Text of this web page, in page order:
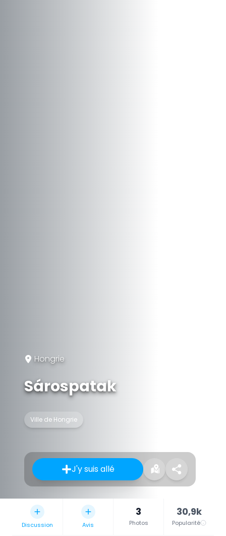
Hongrie
Sárospatak
Ville de Hongrie
J'y suis allé
Discussion Avis
3
Photos
30,9k
Popularité